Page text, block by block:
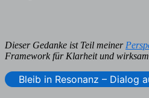
Dieser Gedanke ist Teil meiner
Framework für Klarheit und
Bleib in Resonanz – Dialog